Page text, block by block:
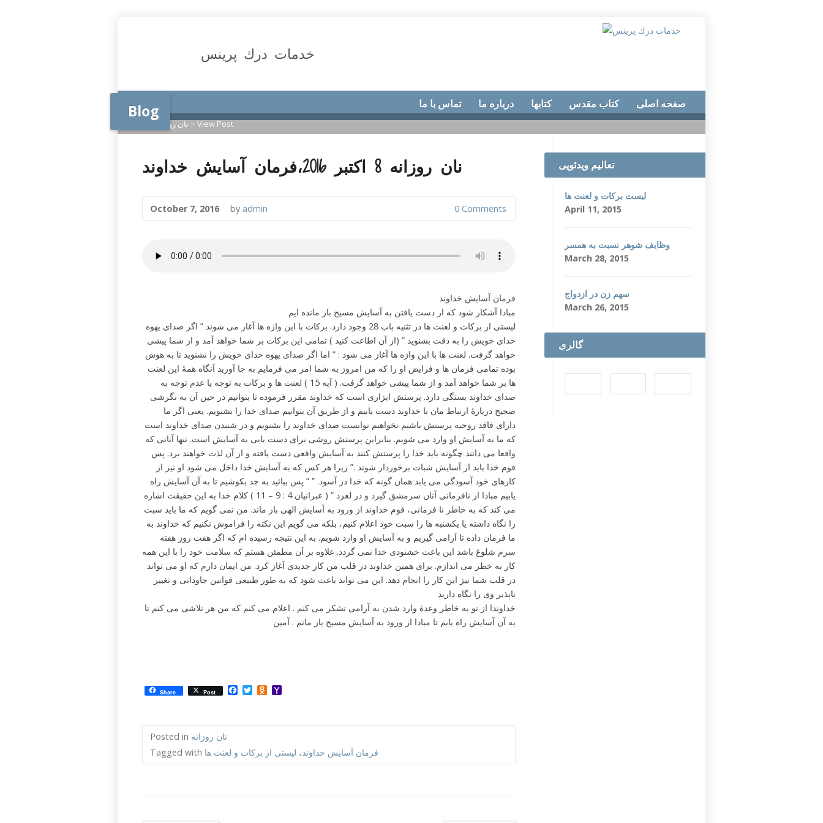
خدمات درك پرينس
تماس با ما درباره ما کتابها کتاب مقدس صفحه اصلی Blog
>نان روزانه>View Post
نان روزانه 8 اکتبر 2016،فرمان آسایش خداوند
October 7, 2016 by admin 0 Comments
فرمان آسایش خداوند
مبادا آشکار شود که از دست یافتن به آسایش مسیح باز مانده ایم
لیستی از برکات و لعنت ها در تثنیه باب 28 وجود دارد. برکات با این واژه ها آغاز می شوند ” اگر صدای یهوه
خدای خویش را به دقت بشنوید ” (از آن اطاعت کنید ) تمامی این برکات بر شما خواهد آمد و از شما پیشی
خواهد گرفت. لعنت ها با این واژه ها آغاز می شود : ” اما اگر صدای یهوه خدای خویش را نشنوید تا به هوش
بوده تمامی فرمان ها و فرایض او را که من امروز به شما امر می فرمایم به جا آورید آنگاه همۀ این لعنت
ها بر شما خواهد آمد و از شما پیشی خواهد گرفت. ( آیه 15 ) لعنت ها و برکات به توجه یا عدم توجه به
صدای خداوند بستگی دارد. پرستش ابزاری است که خداوند مقرر فرموده تا بتوانیم در حین آن به نگرشی
صحیح دربارۀ ارتباط مان با خداوند دست یابیم و از طریق آن بتوانیم صدای خدا را بشنویم. یعنی اگر ما
دارای فاقد روحیه پرستش باشیم نخواهیم توانست صدای خداوند را بشنویم و در شنیدن صدای خداوند است
که ما به آسایش او وارد می شویم. بنابراین پرستش روشی برای دست یابی به آسایش است. تنها آنانی که
واقعا می دانند چگونه باید خدا را پرستش کنند به آسایش واقعی دست یافته و از آن لذت خواهند برد. پس
قوم خدا باید از آسایش شبات برخوردار شوند .” زیرا هر کس که به آسایش خدا داخل می شود او نیز از
کارهای خود آسودگی می یابد همان گونه که خدا در آسود. ” ” پس بیائید به جد بکوشیم تا به آن آسایش راه
یابیم مبادا از نافرمانی آنان سرمشق گیرد و در لغزد ” ( عبرانیان 4 : 9 – 11 ) کلام خدا به این حقیقت اشاره
می کند که به خاطر نا فرمانی، قوم خداوند از ورود به آسایش الهی باز ماند. من نمی گویم که ما باید سبت
را نگاه داشته یا یکشنبه ها را سبت خود اعلام کنیم، بلکه می گویم این نکته را فراموش نکنیم که خداوند به
ما فرمان داده تا آرامی گیریم و به آسایش او وارد شویم. به این نتیجه رسیده ام که اگر هفت روز هفته
سرم شلوغ باشد این باعث خشنودی خدا نمی گردد. علاوه بر آن مطمئن هستم که سلامت خود را با این همه
کار به خطر می اندازم. برای همین خداوند در قلب من کار جدیدی آغاز کرد. من ایمان دارم که او می تواند
در قلب شما نیز این کار را انجام دهد. این می تواند باعث شود که به طور طبیعی قوانین جاودانی و تغییر
ناپذیر وی را نگاه دارید
خداوندا از تو به خاطر وعدۀ وارد شدن به آرامی تشکر می کنم . اعلام می کنم که من هر تلاشی می کنم تا
به آن آسایش راه یابم تا مبادا از ورود به آسایش مسیح باز مانم . آمین
Share Post Facebook
TwitterOdnoklassniki
Posted in نان روزانه
Tagged with فرمان آسایش خداوند، لیستی از برکات و لعنت ها
تعالیم ویدئویی
لیست برکات و لعنت ها
April 11, 2015
وظایف شوهر نسبت به همسر
March 28, 2015
سهم زن در ازدواج
March 26, 2015
گالری